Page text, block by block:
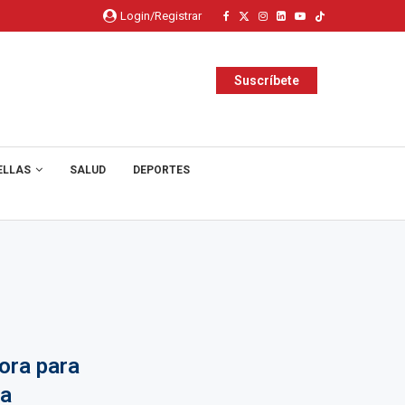
Login/Registrar
Suscríbete
SALUD DEPORTES
para